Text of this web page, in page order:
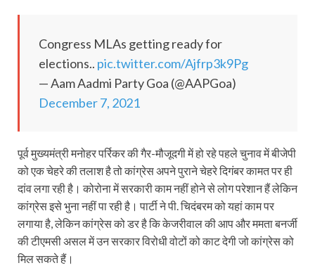
Congress MLAs getting ready for
elections.. pic.twitter.com/Ajfrp3k9Pg
— Aam Aadmi Party Goa (@AAPGoa)
December 7, 2021
पूर्व मुख्यमंत्री मनोहर पर्रिकर की गैर-मौजूदगी में हो रहे पहले चुनाव में बीजेपी
को एक चेहरे की तलाश है तो कांग्रेस अपने पुराने चेहरे दिगंबर कामत पर ही
दांव लगा रही है। कोरोना में सरकारी काम नहीं होने से लोग परेशान हैं लेकिन
कांग्रेस इसे भुना नहीं पा रही है। पार्टी ने पी. चिदंबरम को यहां काम पर
लगाया है, लेकिन कांग्रेस को डर है कि केजरीवाल की आप और ममता बनर्जी
की टीएमसी असल में उन सरकार विरोधी वोटों को काट देगी जो कांग्रेस को
मिल सकते हैं।